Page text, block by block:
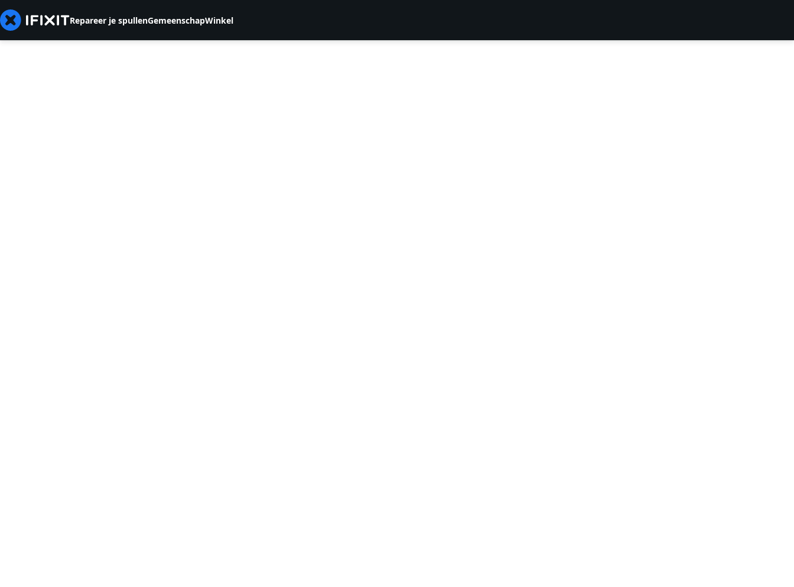
Repareer je spullenGemeenschapWinkel